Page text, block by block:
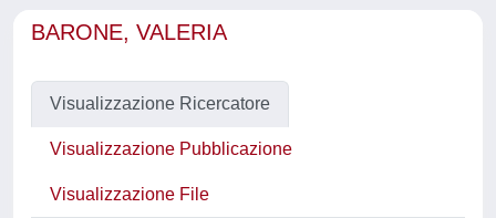
BARONE, VALERIA
Visualizzazione Ricercatore
Visualizzazione Pubblicazione
Visualizzazione File